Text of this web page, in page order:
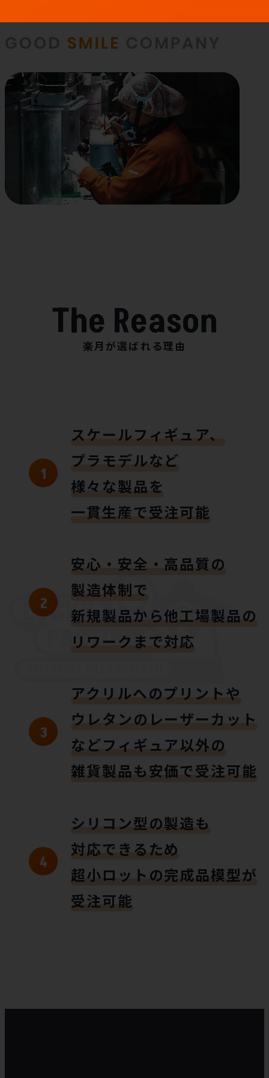
楽月が選ばれる理由
スケールフィギュア、
プラモデルなど
様々な製品を
一貫生産で受注可能
安心・安全・高品質の
製造体制で
新規製品から他工場製品の
リワークまで対応
アクリルへのプリントや
ウレタンのレーザーカット
などフィギュア以外の
雑貨製品も安価で受注可能
シリコン型の製造も
対応できるため
超小ロットの完成品模型が
受注可能